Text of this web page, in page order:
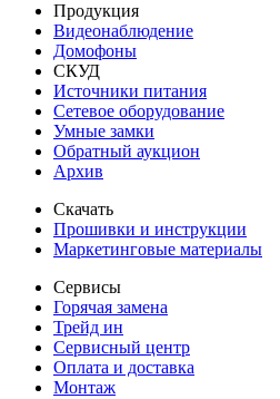
Продукция
Видеонаблюдение
Домофоны
СКУД
Источники питания
Сетевое оборудование
Умные замки
Обратный аукцион
Архив
Скачать
Прошивки и инструкции
Маркетинговые материалы
Сервисы
Горячая замена
Трейд ин
Сервисный центр
Оплата и доставка
Монтаж